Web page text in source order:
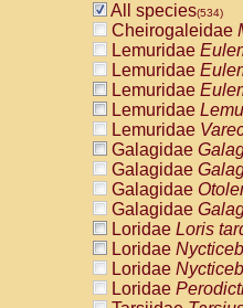
All species(534)
Cheirogaleidae
Lemuridae
Lemuridae
Lemuridae
Lemuridae
Lemuridae
Galagidae
Galagidae
Galagidae
Galagidae
Loridae Loris
Loridae
Loridae
Loridae